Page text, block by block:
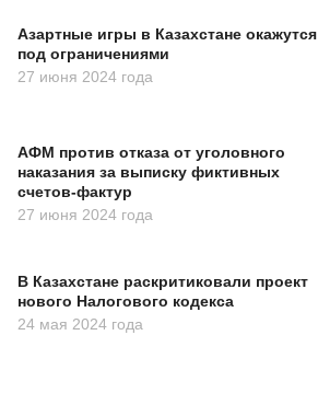
Азартные игры в Казахстане окажутся
под ограничениями
27 июня 2024 года
АФМ против отказа от уголовного
наказания за выписку фиктивных
счетов-фактур
27 июня 2024 года
В Казахстане раскритиковали проект
нового Налогового кодекса
24 мая 2024 года